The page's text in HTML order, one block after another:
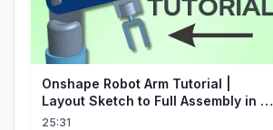
Onshape Robot Arm Tutorial |
Layout Sketch to Full Assembly in 20
Minutes!
25:31